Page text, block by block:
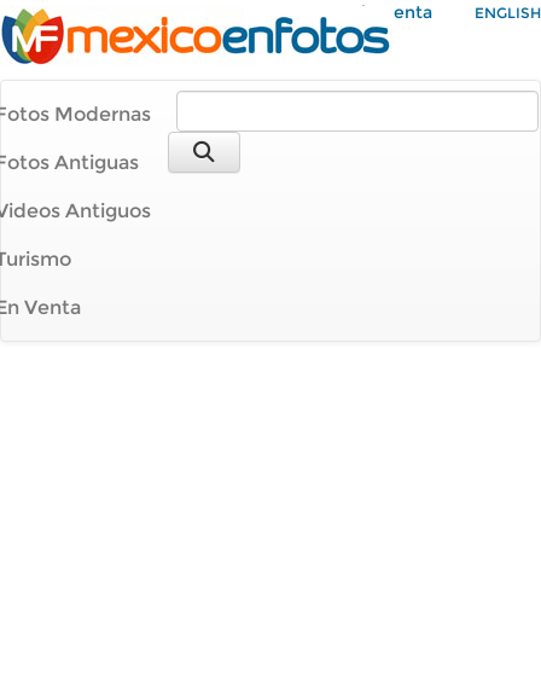
Mi Cuenta ENGLISH
Modernas
Antiguas
Antiguos
Venta